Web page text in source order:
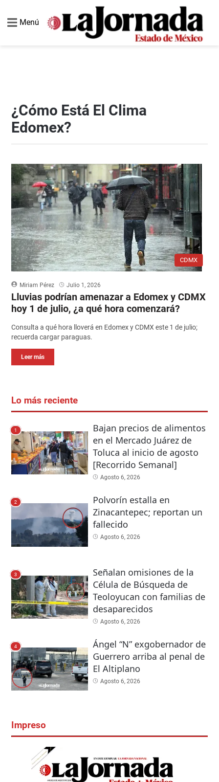
Menú
¿Cómo Está El Clima
Edomex?
CDMX
Miriam Pérez Julio 1, 2026
Lluvias podrían amenazar a Edomex y CDMX
hoy 1 de julio, ¿a qué hora comenzará?
Consulta a qué hora lloverá en Edomex y CDMX este 1 de julio;
recuerda cargar paraguas.
Leer más
Lo más reciente
1
Bajan precios de alimentos
en el Mercado Juárez de
Toluca al inicio de agosto
[Recorrido Semanal]
Agosto 6, 2026
2
Polvorín estalla en
Zinacantepec; reportan un
fallecido
Agosto 6, 2026
3
Señalan omisiones de la
Célula de Búsqueda de
Teoloyucan con familias de
desaparecidos
Agosto 6, 2026
4
Ángel “N” exgobernador de
Guerrero arriba al penal de
El Altiplano
Agosto 6, 2026
Impreso